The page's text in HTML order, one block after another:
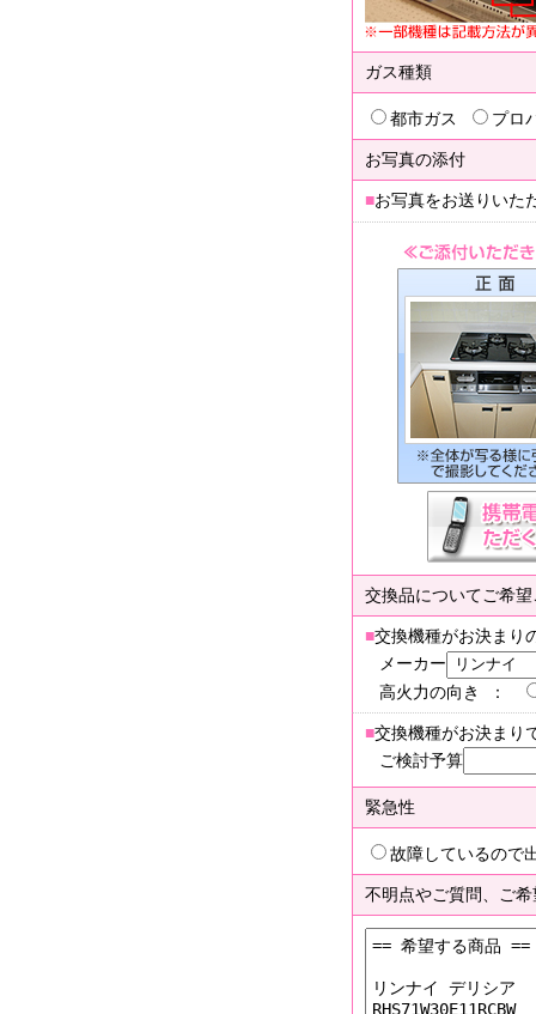
ガス種類
都市ガス プロ
お写真の添付
■お写真をお送りいた
交換品についてご希
■交換機種がお決まり
メーカー
高火力の向き ：
■交換機種がお決まり
ご検討予算
緊急性
故障しているので
不明点やご質問、ご